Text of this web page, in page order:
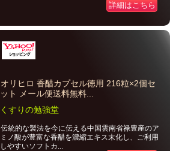
詳細はこちら
オリヒロ 香醋カプセル徳用 216粒×2個セ
ット メール便送料無料...
くすりの勉強堂
伝統的な製法を今に伝える中国雲南省禄豊産のア
ミノ酸が豊富な香醋を濃縮エキス末化し、ご利用
しやすいソフトカ...